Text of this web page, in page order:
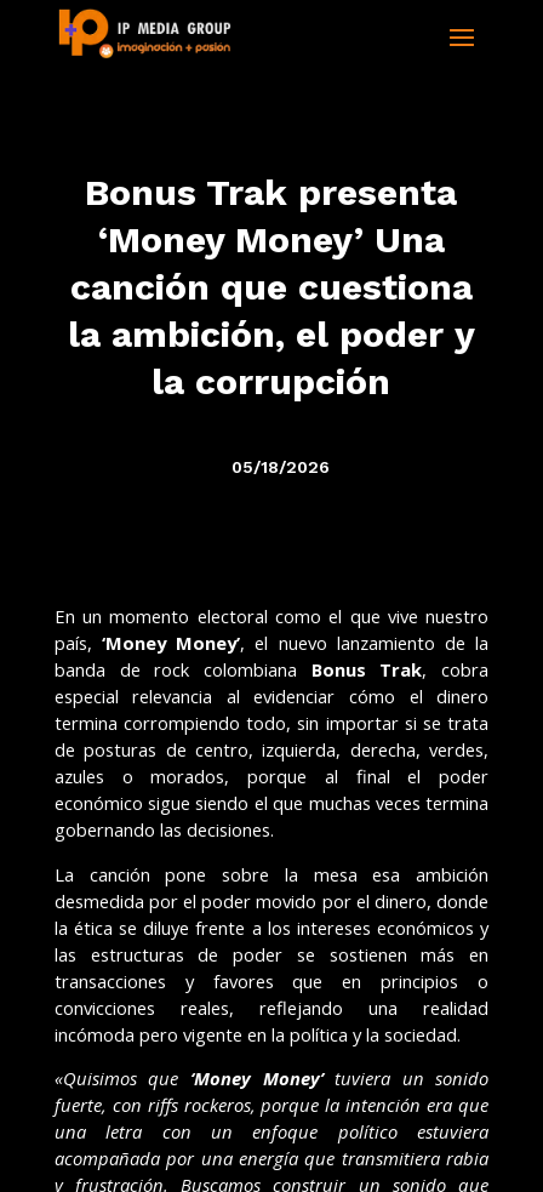
Bonus Trak presenta
‘Money Money’ Una
canción que cuestiona
la ambición, el poder y
la corrupción
05/18/2026
En un momento electoral como el que vive nuestro
país, ‘Money Money’, el nuevo lanzamiento de la
banda de rock colombiana Bonus Trak, cobra
especial relevancia al evidenciar cómo el dinero
termina corrompiendo todo, sin importar si se trata
de posturas de centro, izquierda, derecha, verdes,
azules o morados, porque al final el poder
económico sigue siendo el que muchas veces termina
gobernando las decisiones.
La canción pone sobre la mesa esa ambición
desmedida por el poder movido por el dinero, donde
la ética se diluye frente a los intereses económicos y
las estructuras de poder se sostienen más en
transacciones y favores que en principios o
convicciones reales, reflejando una realidad
incómoda pero vigente en la política y la sociedad.
«Quisimos que ‘Money Money’tuviera un sonido
fuerte, con riffs rockeros, porque la intención era que
una letra con un enfoque político estuviera
acompañada por una energía que transmitiera rabia
y frustración. Buscamos construir un sonido que